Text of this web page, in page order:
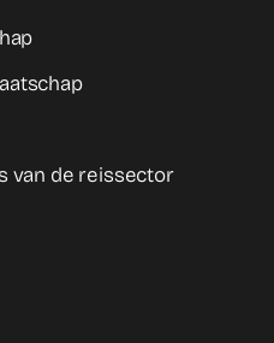
van de reissector